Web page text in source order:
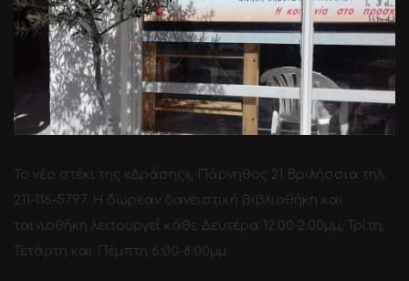
Το νέο στέκι της «Δράσης», Πάρνηθος 21 Βριλήσσια τηλ.
211-116-5797. H δωρεάν δανειστική βιβλιοθήκη και
ταινιοθήκη λειτουργεί κάθε Δευτέρα 12:00-2:00μμ, Τρίτη,
Τετάρτη και Πέμπτη 6:00-8:00μμ.